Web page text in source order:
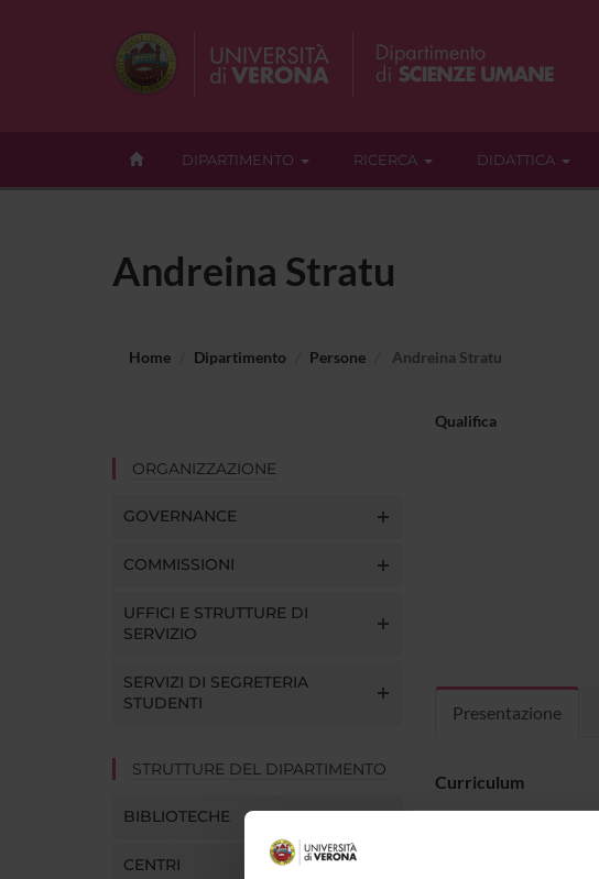
DIPARTIMENTO RICERCA DIDATTICA
Andreina Stratu
Home Dipartimento Persone Andreina Stratu
ORGANIZZAZIONE
GOVERNANCE
COMMISSIONI
UFFICI E STRUTTURE DI
SERVIZIO
SERVIZI DI SEGRETERIA
STUDENTI
STRUTTURE DEL DIPARTIMENTO
BIBLIOTECHE
CENTRI
Qualifica
Presentazione
Curriculum